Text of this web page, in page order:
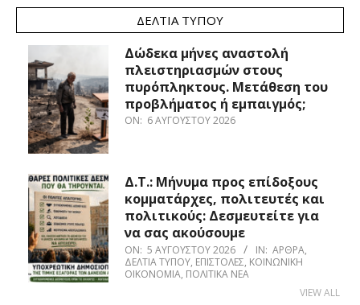
ΔΕΛΤΊΑ ΤΎΠΟΥ
Δώδεκα μήνες αναστολή
πλειστηριασμών στους
πυρόπληκτους. Μετάθεση του
προβλήματος ή εμπαιγμός;
ON: 6 ΑΥΓΟΎΣΤΟΥ 2026
Δ.Τ.: Μήνυμα προς επίδοξους
κομματάρχες, πολιτευτές και
πολιτικούς: Δεσμευτείτε για
να σας ακούσουμε
ON: 5 ΑΥΓΟΎΣΤΟΥ 2026 IN: ΆΡΘΡΑ,
ΔΕΛΤΊΑ ΤΎΠΟΥ, ΕΠΙΣΤΟΛΈΣ, ΚΟΙΝΩΝΙΚΉ
ΟΙΚΟΝΟΜΊΑ, ΠΟΛΙΤΙΚΆ ΝΈΑ
VIEW ALL